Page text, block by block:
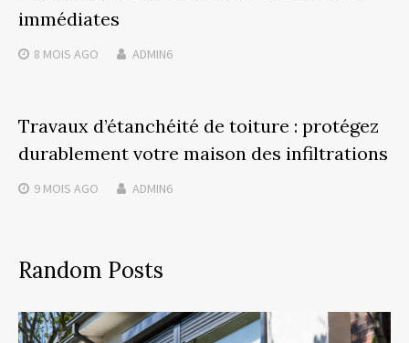
immédiates
8 MOIS AGO ADMIN6
Travaux d’étanchéité de toiture : protégez
durablement votre maison des infiltrations
9 MOIS AGO ADMIN6
Random Posts